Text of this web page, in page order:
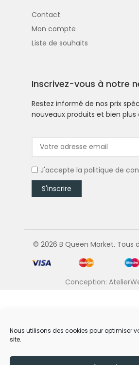
Nous utilisons des cookies pour optimiser
site.
Contact
Mon compte
Liste de souhaits
Inscrivez-vous à notre
Restez informé de nos prix
nouveaux produits et bien plus
J'accepte la politique de
© 2026 B Queen Market. Tous
Conception: